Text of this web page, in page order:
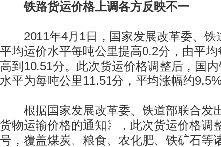
铁路货运价格上调各方反映不一
2011年4月1日，国家发展改革委、铁
平均运价水平每吨公里提高0.2分，由平
高到10.51分。此次货运价格调整后，国
水平为每吨公里11.51分，平均涨幅约
根据国家发展改革委、铁道部联合发
货物运输价格的通知》，此次货运价格调
号，覆盖煤炭、粮食、农化肥、铁矿石等